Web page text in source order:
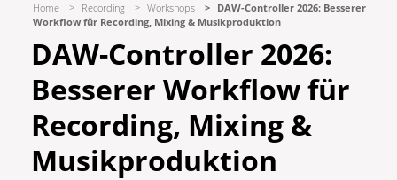
Home Recording Workshops
DAW-Controller 2026: Besserer
Workflow für Recording, Mixing & Musikproduktion
DAW-Controller 2026:
Besserer Workflow für
Recording, Mixing &
Musikproduktion